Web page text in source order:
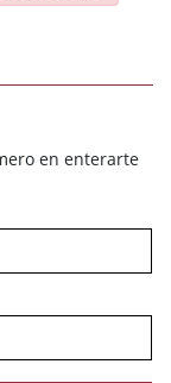
en enterarte